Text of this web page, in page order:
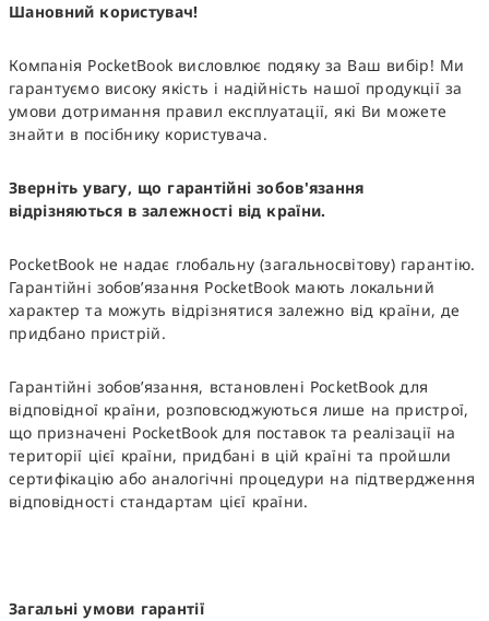
Шановний користувач!
Компанія PocketBook висловлює подяку за Ваш вибір! Ми
гарантуємо високу якість і надійність нашої продукції за
умови дотримання правил експлуатації, які Ви можете
знайти в посібнику користувача.
Зверніть увагу, що гарантійні зобов'язання
відрізняються в залежності від країни.
PocketBook не надає глобальну (загальносвітову) гарантію.
Гарантійні зобов’язання PocketBook мають локальний
характер та можуть відрізнятися залежно від країни, де
придбано пристрій.
Гарантійні зобов’язання, встановлені PocketBook для
відповідної країни, розповсюджуються лише на пристрої,
що призначені PocketBook для поставок та реалізації на
території цієї країни, придбані в цій країні та пройшли
сертифікацію або аналогічні процедури на підтвердження
відповідності стандартам цієї країни.
Загальні умови гарантії